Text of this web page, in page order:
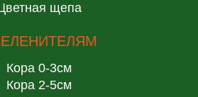
щепа
Кора 0-3см
Кора 2-5см